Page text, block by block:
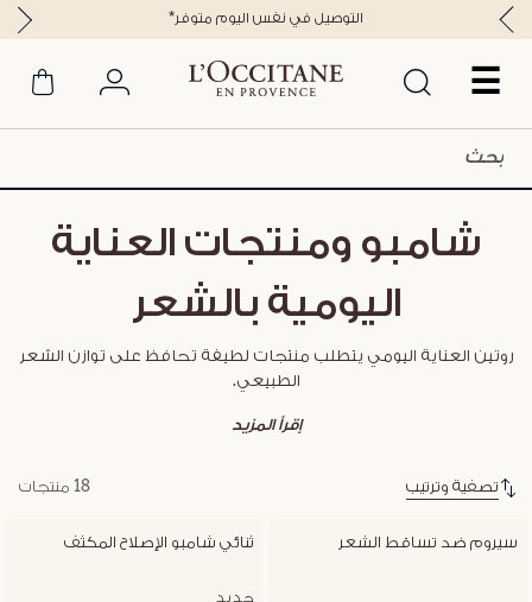
☰
*التوصيل في نفس اليوم متوفر
شامبو ومنتجات العناية
اليومية بالشعر
روتين العناية اليومي يتطلب منتجات لطيفة تحافظ على توازن الشعر
الطبيعي.
إقرأ المزيد
تصفية وترتيب 18 منتجات
سيروم ضد تساقط الشعر ثنائي شامبو الإصلاح المكثف
جديد